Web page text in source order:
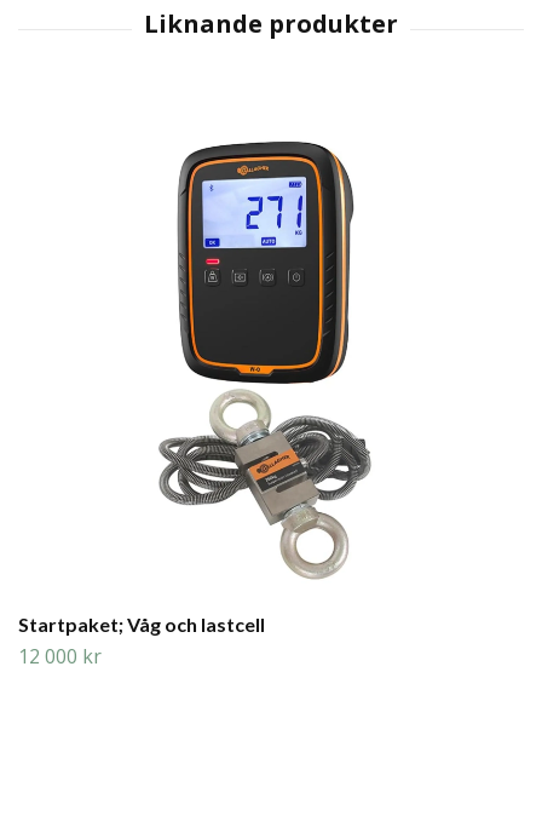
Startpaket; Våg och lastcell
12 000 kr